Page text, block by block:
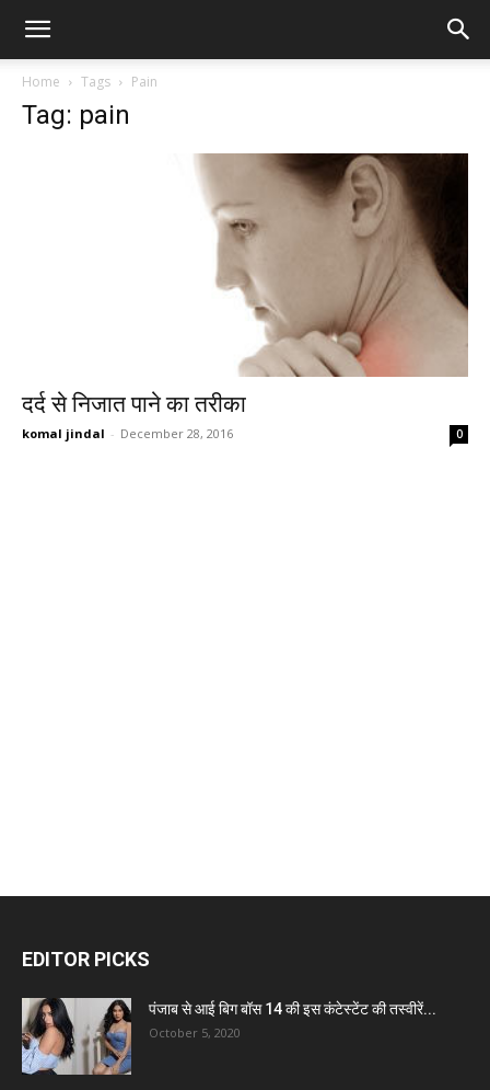
Home Tags Pain
Tag: pain
दर्द से निजात पाने का तरीका
komal jindal - December 28, 2016 0
EDITOR PICKS
पंजाब से आई बिग बॉस 14 की इस कंटेस्टेंट की तस्वीरें...
October 5, 2020